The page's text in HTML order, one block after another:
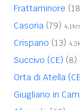
Frattaminore
Casoria (79)
Crispano (13)
Succivo (CE) (8)
Orta di Atella
Giugliano in